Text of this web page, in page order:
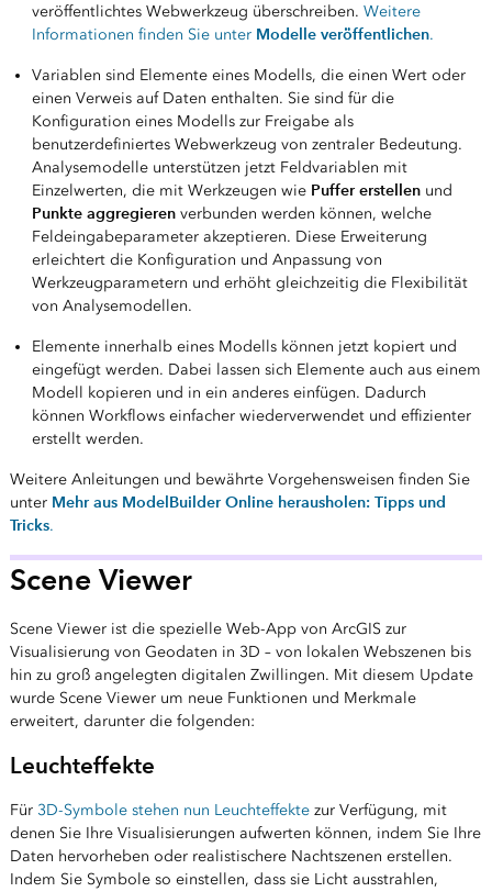
veröffentlichtes Webwerkzeug überschreiben. Weitere
Informationen finden Sie unter Modelle veröffentlichen.
Variablen sind Elemente eines Modells, die einen Wert oder
einen Verweis auf Daten enthalten. Sie sind für die
Konfiguration eines Modells zur Freigabe als
benutzerdefiniertes Webwerkzeug von zentraler Bedeutung.
Analysemodelle unterstützen jetzt Feldvariablen mit
Einzelwerten, die mit Werkzeugen wie Puffer erstellenund
Punkte aggregierenverbunden werden können, welche
Feldeingabeparameter akzeptieren. Diese Erweiterung
erleichtert die Konfiguration und Anpassung von
Werkzeugparametern und erhöht gleichzeitig die Flexibilität
von Analysemodellen.
Elemente innerhalb eines Modells können jetzt kopiert und
eingefügt werden. Dabei lassen sich Elemente auch aus einem
Modell kopieren und in ein anderes einfügen. Dadurch
können Workflows einfacher wiederverwendet und effizienter
erstellt werden.
Weitere Anleitungen und bewährte Vorgehensweisen finden Sie
unter Mehr aus ModelBuilder Online herausholen: Tipps und
Tricks.
Scene Viewer
Scene Viewer ist die spezielle Web-App von ArcGIS zur
Visualisierung von Geodaten in 3D – von lokalen Webszenen bis
hin zu groß angelegten digitalen Zwillingen. Mit diesem Update
wurde Scene Viewer um neue Funktionen und Merkmale
erweitert, darunter die folgenden:
Leuchteffekte
Für 3D-Symbole stehen nun Leuchteffektezur Verfügung, mit
denen Sie Ihre Visualisierungen aufwerten können, indem Sie Ihre
Daten hervorheben oder realistischere Nachtszenen erstellen.
Indem Sie Symbole so einstellen, dass sie Licht ausstrahlen,